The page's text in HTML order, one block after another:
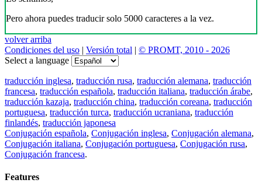
Pero ahora puedes traducir solo 5000 caracteres a la vez.
volver arriba
Condiciones del uso | Versión total | © PROMT, 2010 - 2026
Select a language
traducción inglesa, traducción rusa, traducción alemana, traducción
francesa, traducción española, traducción italiana, traducción árabe,
traducción kazaja, traducción china, traducción coreana, traducción
portuguesa, traducción turca, traducción ucraniana, traducción
finlandés, traducción japonesa
Conjugación española, Conjugación inglesa, Conjugación alemana,
Conjugación italiana, Conjugación portuguesa, Conjugación rusa,
Conjugación francesa.
Features